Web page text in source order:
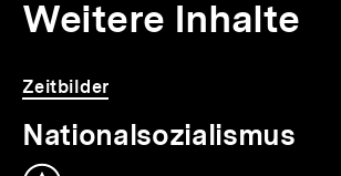
Weitere Inhalte
Inhaltskarousell
für
weitere
Inhalte
Inhaltskarussell
überspringen
Zeitbilder
Nationalsozialismus